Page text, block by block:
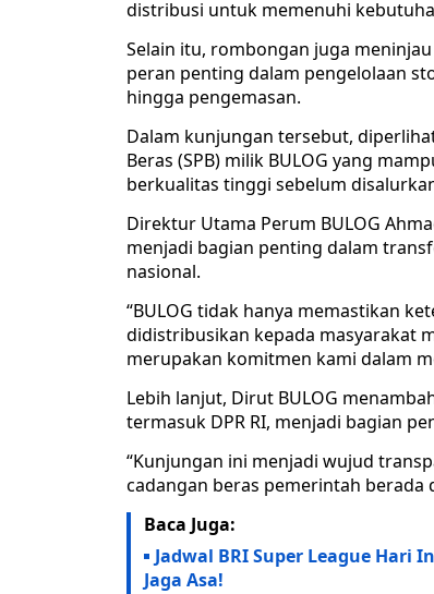
distribusi untuk memenuhi
Selain itu, rombongan juga
peran penting dalam pengelolaan
hingga pengemasan.
Dalam kunjungan tersebut,
Beras (SPB) milik BULOG yang
berkualitas tinggi sebelum
Direktur Utama Perum BULOG
menjadi bagian penting dalam
nasional.
“BULOG tidak hanya memastikan
didistribusikan kepada masyarakat
merupakan komitmen kami dalam
Lebih lanjut, Dirut BULOG
termasuk DPR RI, menjadi bagian
“Kunjungan ini menjadi wujud
cadangan beras pemerintah berada
Baca Juga:
Jadwal BRI Super League Hari
Jaga Asa!